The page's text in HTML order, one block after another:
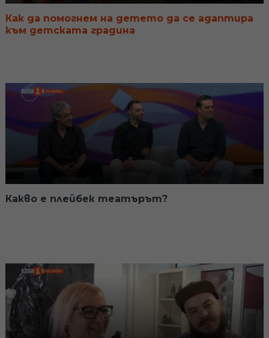
Как да помогнем на детето да се адаптира
към детската градина
Какво е плейбек театърът?